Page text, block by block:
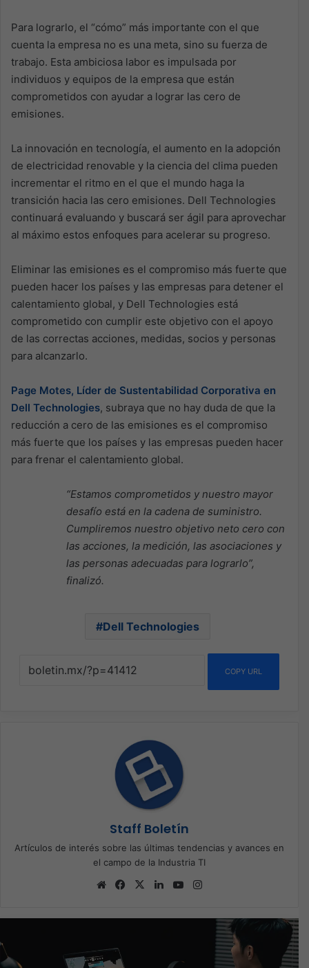
Para lograrlo, el “cómo” más importante con el que
cuenta la empresa no es una meta, sino su fuerza de
trabajo. Esta ambiciosa labor es impulsada por
individuos y equipos de la empresa que están
comprometidos con ayudar a lograr las cero de
emisiones.
La innovación en tecnología, el aumento en la adopción
de electricidad renovable y la ciencia del clima pueden
incrementar el ritmo en el que el mundo haga la
transición hacia las cero emisiones. Dell Technologies
continuará evaluando y buscará ser ágil para aprovechar
al máximo estos enfoques para acelerar su progreso.
Eliminar las emisiones es el compromiso más fuerte que
pueden hacer los países y las empresas para detener el
calentamiento global, y Dell Technologies está
comprometido con cumplir este objetivo con el apoyo
de las correctas acciones, medidas, socios y personas
para alcanzarlo.
Page Motes, Líder de Sustentabilidad Corporativa en
Dell Technologies, subraya que no hay duda de que la
reducción a cero de las emisiones es el compromiso
más fuerte que los países y las empresas pueden hacer
para frenar el calentamiento global.
“Estamos comprometidos y nuestro mayor
desafío está en la cadena de suministro.
Cumpliremos nuestro objetivo neto cero con
las acciones, la medición, las asociaciones y
las personas adecuadas para lograrlo”,
finalizó.
Dell Technologies
COPY URL
Staff Boletín
Artículos de interés sobre las últimas tendencias y avances en
el campo de la Industria TI
Sitio
Facebook
X LinkedInYouTube